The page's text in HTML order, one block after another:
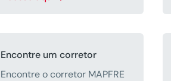
Encontre um corretor
Encontre o corretor MAPFRE